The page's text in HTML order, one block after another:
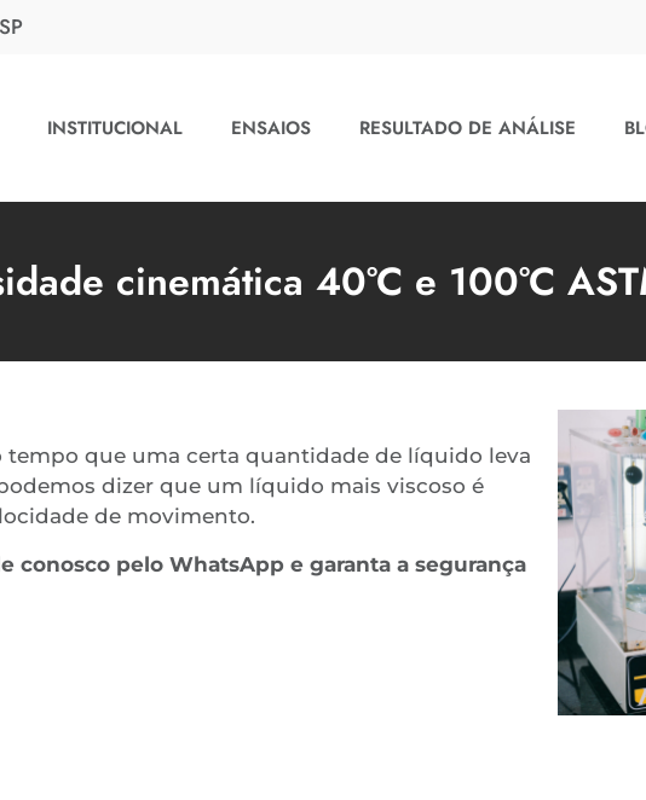
INSTITUCIONAL ENSAIOS RESULTADO DE ANÁLISE
cinemática 40°C e 100°C
tempo que uma certa quantidade de líquido leva
dizer que um líquido mais viscoso é
de movimento.
conosco pelo WhatsApp e garanta a segurança